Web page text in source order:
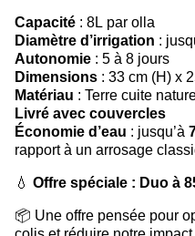
Capacité : 8L par olla
Diamètre d’irrigation :
Autonomie : 5 à 8 jours
Dimensions : 33 cm (H) x
Matériau : Terre cuite
Livré avec couvercles
Économie d’eau : jusqu’à
rapport à un arrosage
💧 Offre spéciale : Duo à
📦 Une offre pensée pour